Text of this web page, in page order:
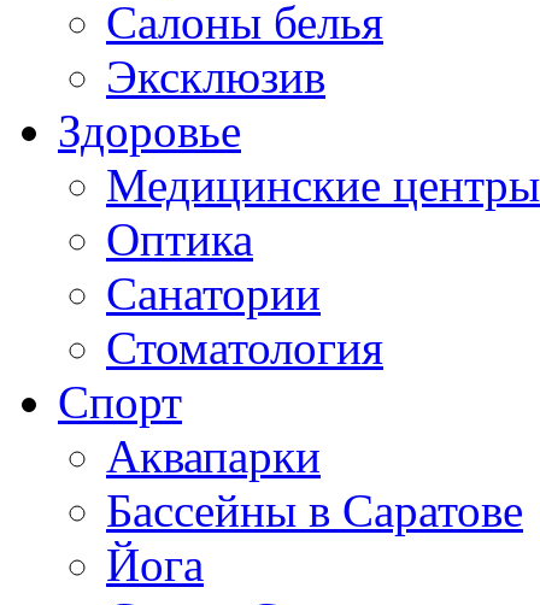
Салоны белья
Эксклюзив
Здоровье
Медицинские центры
Оптика
Санатории
Стоматология
Спорт
Аквапарки
Бассейны в Саратове
Йога